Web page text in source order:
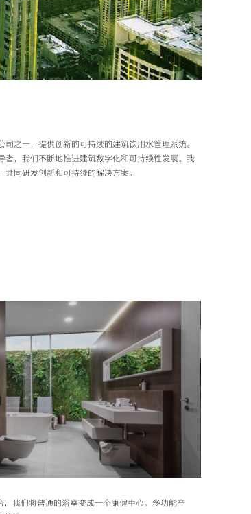
之一，提供创新的可持续的建筑饮用水管理系统。
者，我们不断地推进建筑数字化和可持续性发展。我
同研发创新和可持续的解决方案。
我们将普通的浴室变成一个康健中心。多功能产